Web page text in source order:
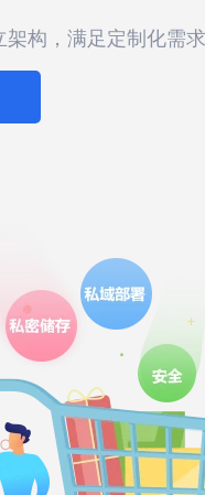
构，满足定制化需